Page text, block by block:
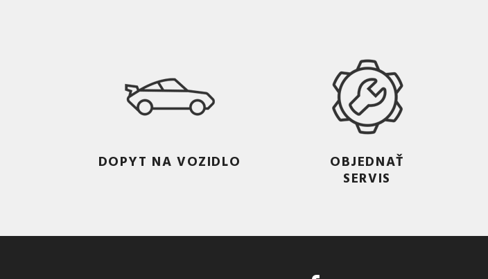
DOPYT NA VOZIDLO
OBJEDNAŤ
SERVIS